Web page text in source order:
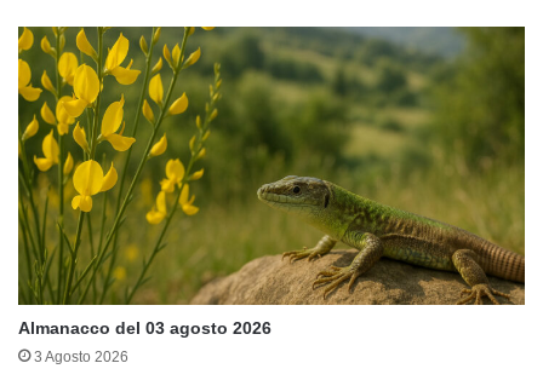
Almanacco del 03 agosto 2026
3 Agosto 2026